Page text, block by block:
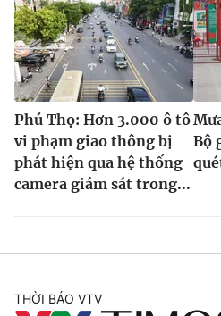
Phú Thọ: Hơn 3.000 ô tô
vi phạm giao thông bị
phát hiện qua hệ thống
camera giám sát trong...
Bộ
THỜI BÁO VTV